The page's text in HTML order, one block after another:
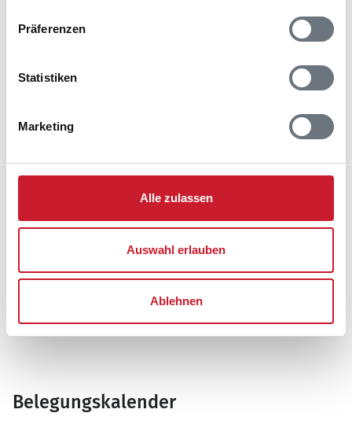
Präferenzen
Statistiken
Marketing
Alle zulassen
Auswahl erlauben
Ablehnen
Jennelsvej 21
Belegungskalender